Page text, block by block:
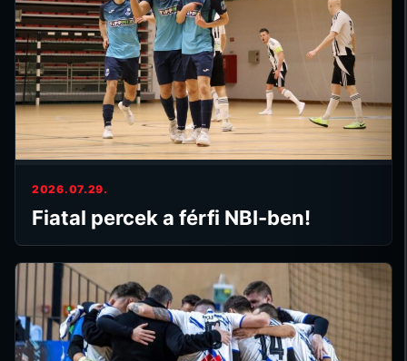
2026.07.29.
Fiatal percek a férfi NBI-ben!